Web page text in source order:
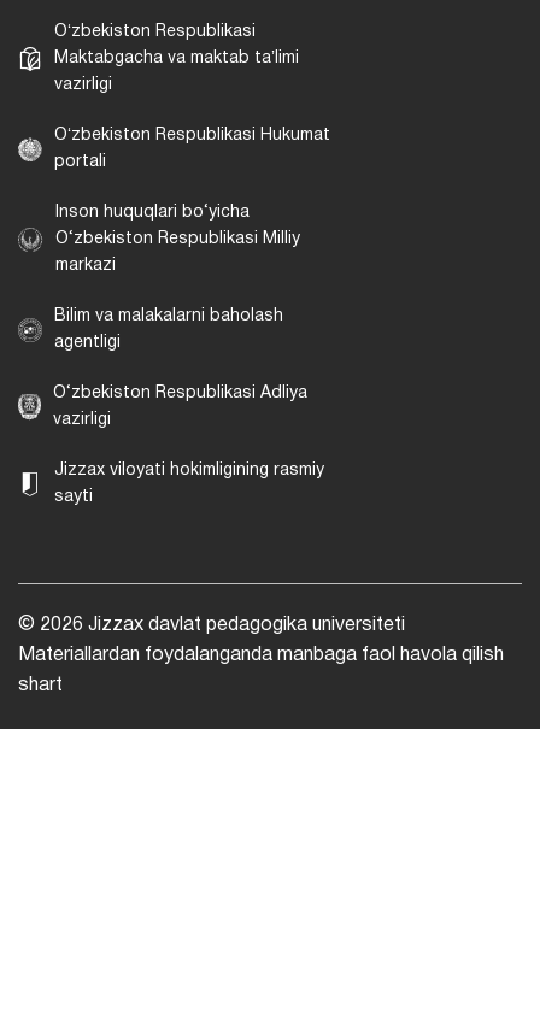
Oʻzbekiston Respublikasi
Maktabgacha va maktab taʼlimi
vazirligi
Oʻzbekiston Respublikasi Hukumat
portali
Inson huquqlari bo‘yicha
O‘zbekiston Respublikasi Milliy
markazi
Bilim va malakalarni baholash
agentligi
O‘zbekiston Respublikasi Adliya
vazirligi
Jizzax viloyati hokimligining rasmiy
sayti
© 2026 Jizzax davlat pedagogika universiteti
Materiallardan foydalanganda manbaga faol havola qilish
shart